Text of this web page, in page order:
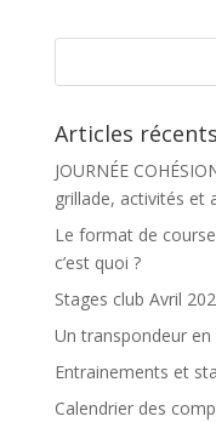
Articles récents
JOURNÉE
grillade, activités et
Le format de
c’est quoi ?
Stages club Avril
Un transpondeur en
Entrainements et
Calendrier des